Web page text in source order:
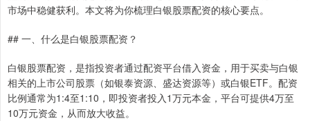
市场中稳健获利。本文将为你梳理白银股票配资的核心要点。
## 一、什么是白银股票配资？
白银股票配资，是指投资者通过配资平台借入资金，用于买卖与白银
相关的上市公司股票（如银泰资源、盛达资源等）或白银ETF。配资
比例通常为1:4至1:10，即投资者投入1万元本金，平台可提供4万至
10万元资金，从而放大收益。